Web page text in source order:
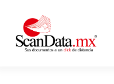
content